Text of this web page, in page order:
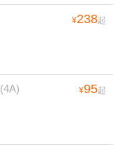
¥238起
(4A) ¥95起